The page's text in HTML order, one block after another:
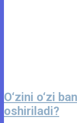
O‘zini o‘zi
oshiriladi?